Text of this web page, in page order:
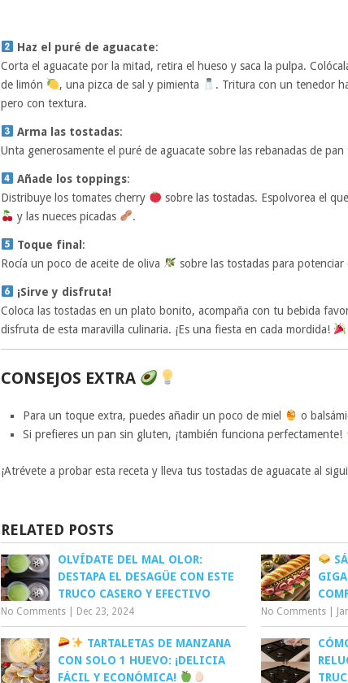
Haz el puré de aguacate:
Corta el aguacate por la mitad, retira el hueso y saca la pulpa.
de limón
, una pizca de sal y pimienta
. Tritura con un tenedor
pero con textura.
Arma las tostadas:
Unta generosamente el puré de aguacate sobre las rebanadas de
Añade los toppings:
Distribuye los tomates cherry
sobre las tostadas. Espolvorea el
y las nueces picadas
.
Toque final :
Rocía un poco de aceite de oliva
sobre las tostadas para potenciar
¡Sirve y disfruta!
Coloca las tostadas en un plato bonito, acompaña con tu bebida
disfruta de esta maravilla culinaria. ¡Es una fiesta en cada mordida!
CONSEJOS EXTRA
Para un toque extra, puedes añadir un poco de miel
o
Si prefieres un pan sin gluten, ¡también funciona perfectamente!
¡Atrévete a probar esta receta y lleva tus tostadas de aguacate al
RELATED POSTS
OLVÍDATE DEL MAL OLOR:
DESTAPA EL DESAGÜE CON ESTE
TRUCO CASERO Y EFECTIVO
No Comments Dec 23, 2024 No Comments
TARTALETAS DE MANZANA
CON SOLO 1 HUEVO: ¡DELICIA
FÁCIL Y ECONÓMICA!